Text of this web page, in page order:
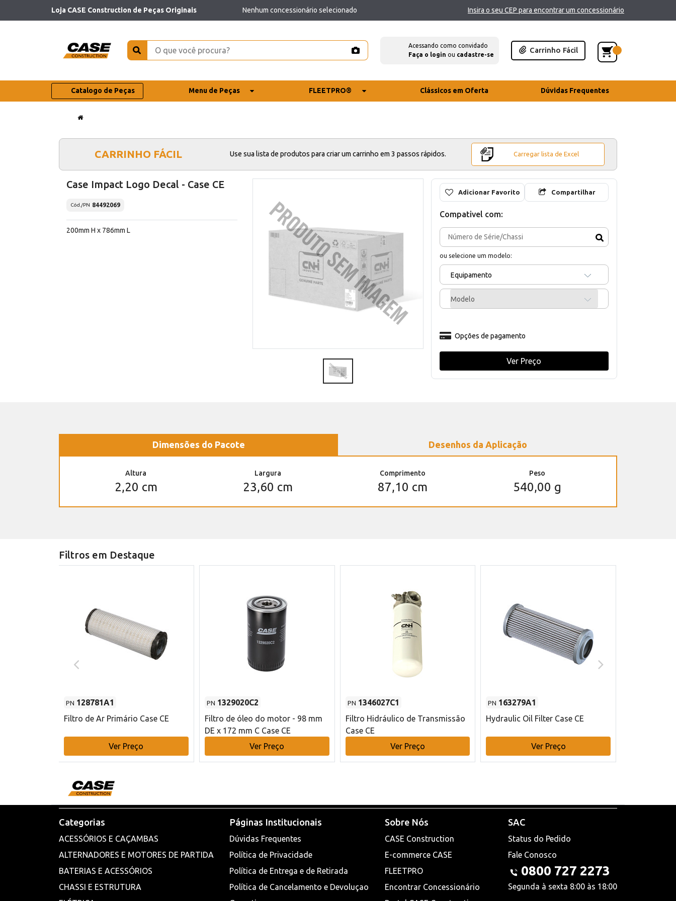
Loja CASE Construction de Peças Originais Nenhum concessionário selecionado Insira o seu CEP para encontrar um concessionário
Acessando como convidado
Faça o login ou cadastre-se
Carrinho Fácil
Catalogo de Peças Menu de Peças FLEETPRO® Clássicos em Oferta Dúvidas Frequentes
CARRINHO FÁCIL Use sua lista de produtos para criar um carrinho em 3 passos rápidos. Carregar lista de Excel
Case Impact Logo Decal - Case CE
Cód./PN 84492069
200mm H x 786mm L
Adicionar Favorito Compartilhar
Compativel com:
ou selecione um modelo:
Equipamento
Modelo
Opções de pagamento
Ver Preço
Dimensões do Pacote Desenhos da Aplicação
Altura
2,20 cm
Largura
23,60 cm
Comprimento
87,10 cm
Peso
540,00 g
Filtros em Destaque
PN 128781A1
Filtro de Ar Primário Case CE
Ver Preço
PN 1329020C2
Filtro de óleo do motor - 98 mm
DE x 172 mm C Case CE
Ver Preço
PN 1346027C1
Filtro Hidráulico de Transmissão
Case CE
Ver Preço
PN 163279A1
Hydraulic Oil Filter Case CE
Ver Preço
Categorias
ACESSÓRIOS E CAÇAMBAS
ALTERNADORES E MOTORES DE PARTIDA
BATERIAS E ACESSÓRIOS
CHASSI E ESTRUTURA
Páginas Institucionais
Dúvidas Frequentes
Política de Privacidade
Política de Entrega e de Retirada
Política de Cancelamento e Devoluçao
Sobre Nós
CASE Construction
E-commerce CASE
FLEETPRO
Encontrar Concessionário
SAC
Status do Pedido
Fale Conosco
0800 727 2273
Segunda à sexta 8:00 às 18:00